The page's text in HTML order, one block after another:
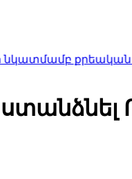
քրեական